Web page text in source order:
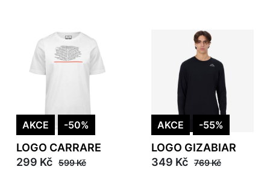
AKCE -50%
LOGO CARRARE
299 Kč 599 Kč
AKCE -55%
LOGO GIZABIAR
349 Kč 769 Kč